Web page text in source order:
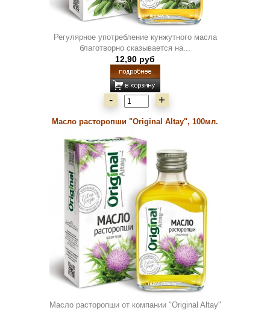
Регулярное употребление кунжутного масла
благотворно сказывается на...
12,90 руб
- +
Масло расторопши "Original Altay", 100мл.
Масло расторопши от компании "Original Altay"